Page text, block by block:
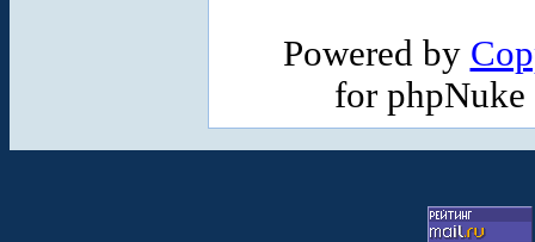
Powered by
for